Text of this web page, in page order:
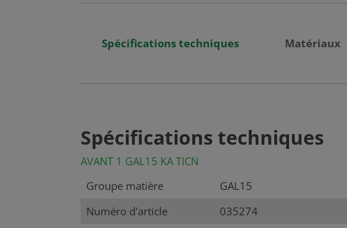
Spécifications techniques Matériaux
Spécifications techniques
AVANT 1 GAL15 KA TICN
Groupe matière
GAL15
Numéro d'article
035274